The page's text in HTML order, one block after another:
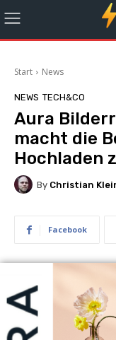
Start News
NEWS TECH&CO
Aura
macht die
Hochladen
By Christian
Facebook